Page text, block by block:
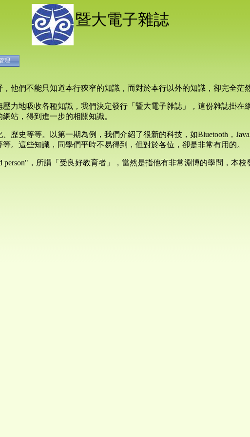
暨大電子雜誌
理
他們不能只知道本行狹窄的知識，而對於本行以外的知識，卻完全茫
力地吸收各種知識，我們決定發行「暨大電子雜誌」，這份雜誌掛在
站，得到進一步的相關知識。
歷史等等。以第一期為例，我們介紹了很新的科技，如Bluetooth，
。這些知識，同學們平時不易得到，但對於各位，卻是非常有用的。
，所謂「受良好教育者」，當然是指他有非常淵博的學問，本